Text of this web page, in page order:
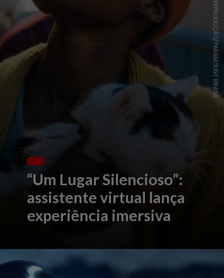
“Um Lugar Silencioso”:
assistente virtual lança
experiência imersiva
REPRODUÇÃO/PARAMOUNT BRASIL